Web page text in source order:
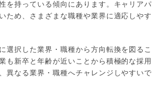
を持っている傾向にあります。キャリアパ
ため、さまざまな職種や業界に適応しやす
選択した業界・職種から方向転換を図るこ
も新卒と年齢が近いことから積極的な採用
異なる業界・職種へチャレンジしやすいで